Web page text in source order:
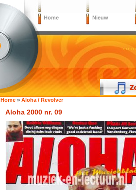
Home Nieuw
Home » Aloha / Revolver
Aloha 2000 nr. 09